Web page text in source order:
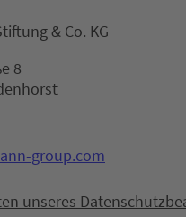
& Co. KG
8
group.com
unseres